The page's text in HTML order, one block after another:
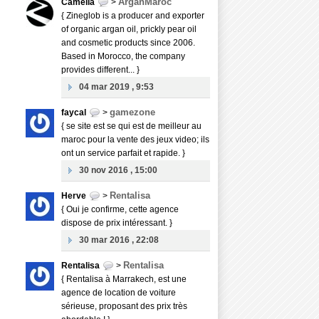
Camélia >
{ Zineglob is a producer and exporter
of organic argan oil, prickly pear oil
and cosmetic products since 2006.
Based in Morocco, the company
provides different... }
04 mar 2019 , 9:53
faycal > gamezone
{ se site est se qui est de meilleur au
maroc pour la vente des jeux video; ils
ont un service parfait et rapide. }
30 nov 2016 , 15:00
Herve > Rentalisa
{ Oui je confirme, cette agence
dispose de prix intéressant. }
30 mar 2016 , 22:08
Rentalisa > Rentalisa
{ Rentalisa à Marrakech, est une
agence de location de voiture
sérieuse, proposant des prix très